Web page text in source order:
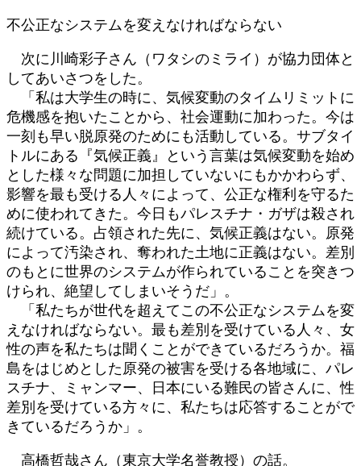
不公正なシステムを変えなければならない
次に川崎彩子さん（ワタシのミライ）が協力団体と
してあいさつをした。
「私は大学生の時に、気候変動のタイムリミットに
危機感を抱いたことから、社会運動に加わった。今は
一刻も早い脱原発のためにも活動している。サブタイ
トルにある『気候正義』という言葉は気候変動を始め
とした様々な問題に加担していないにもかかわらず、
影響を最も受ける人々によって、公正な権利を守るた
めに使われてきた。今日もパレスチナ・ガザは殺され
続けている。占領された先に、気候正義はない。原発
によって汚染され、奪われた土地に正義はない。差別
のもとに世界のシステムが作られていることを突きつ
けられ、絶望してしまいそうだ」。
「私たちが世代を超えてこの不公正なシステムを変
えなければならない。最も差別を受けている人々、女
性の声を私たちは聞くことができているだろうか。福
島をはじめとした原発の被害を受ける各地域に、パレ
スチナ、ミャンマー、日本にいる難民の皆さんに、性
差別を受けている方々に、私たちは応答することがで
きているだろうか」。
高橋哲哉さん（東京大学名誉教授）の話。